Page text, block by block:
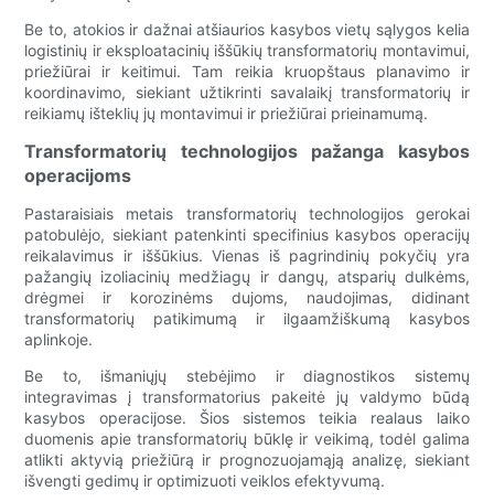
Be to, atokios ir dažnai atšiaurios kasybos vietų sąlygos kelia
logistinių ir eksploatacinių iššūkių transformatorių montavimui,
priežiūrai ir keitimui. Tam reikia kruopštaus planavimo ir
koordinavimo, siekiant užtikrinti savalaikį transformatorių ir
reikiamų išteklių jų montavimui ir priežiūrai prieinamumą.
Transformatorių technologijos pažanga kasybos
operacijoms
Pastaraisiais metais transformatorių technologijos gerokai
patobulėjo, siekiant patenkinti specifinius kasybos operacijų
reikalavimus ir iššūkius. Vienas iš pagrindinių pokyčių yra
pažangių izoliacinių medžiagų ir dangų, atsparių dulkėms,
drėgmei ir korozinėms dujoms, naudojimas, didinant
transformatorių patikimumą ir ilgaamžiškumą kasybos
aplinkoje.
Be to, išmaniųjų stebėjimo ir diagnostikos sistemų
integravimas į transformatorius pakeitė jų valdymo būdą
kasybos operacijose. Šios sistemos teikia realaus laiko
duomenis apie transformatorių būklę ir veikimą, todėl galima
atlikti aktyvią priežiūrą ir prognozuojamąją analizę, siekiant
išvengti gedimų ir optimizuoti veiklos efektyvumą.